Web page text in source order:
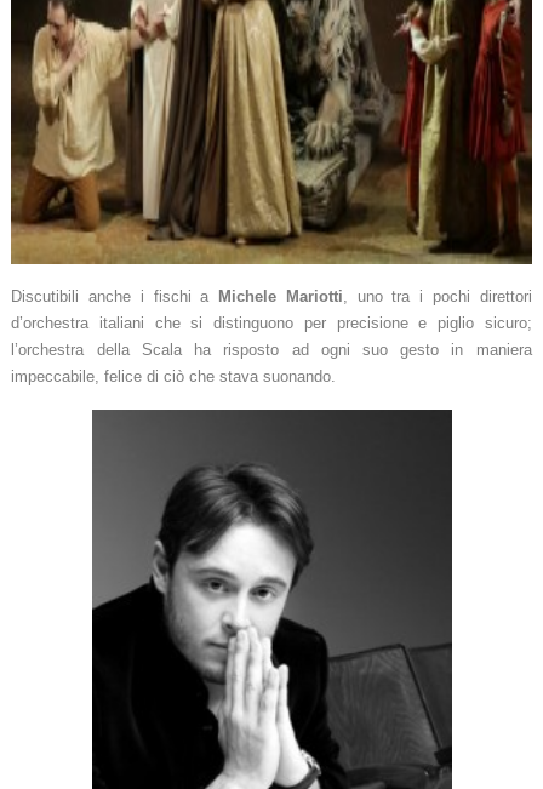
Discutibili anche i fischi a Michele Mariotti , uno tra i pochi direttori
d’orchestra italiani che si distinguono per precisione e piglio sicuro;
l’orchestra della Scala ha risposto ad ogni suo gesto in maniera
impeccabile, felice di ciò che stava suonando.